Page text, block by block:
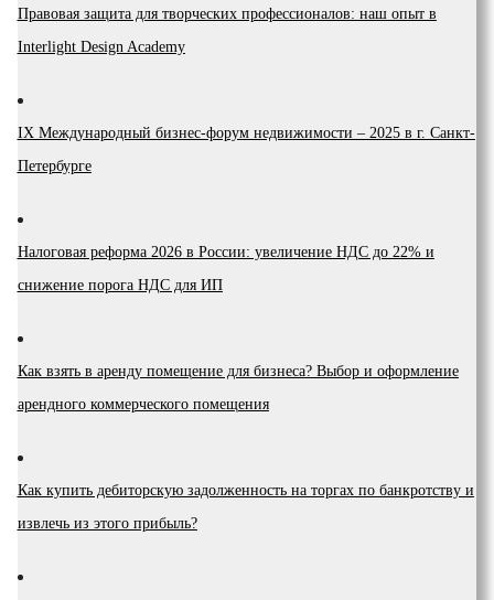
Правовая защита для творческих профессионалов: наш опыт в
Interlight Design Academy
IX Международный бизнес-форум недвижимости – 2025 в г. Санкт-
Петербурге
Налоговая реформа 2026 в России: увеличение НДС до 22% и
снижение порога НДС для ИП
Как взять в аренду помещение для бизнеса? Выбор и оформление
арендного коммерческого помещения
Как купить дебиторскую задолженность на торгах по банкротству и
извлечь из этого прибыль?